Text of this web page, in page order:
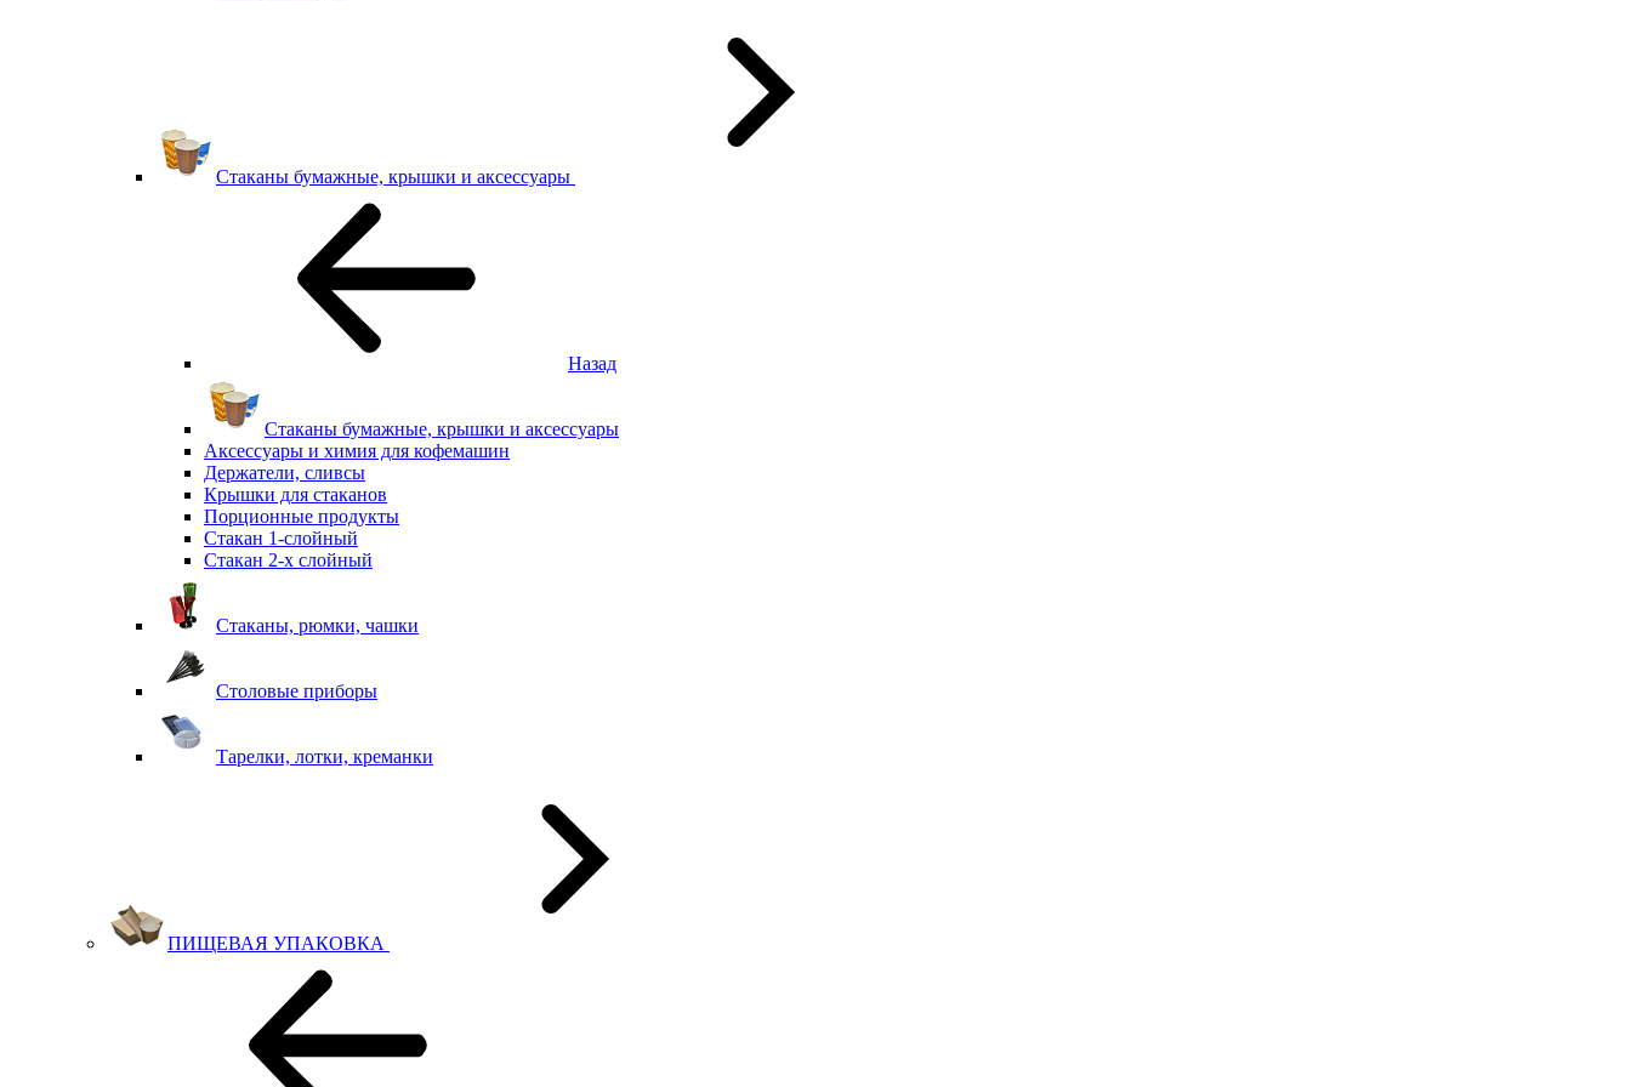
Стаканы бумажные, крышки и аксессуары
Назад
Стаканы бумажные, крышки и аксессуары
Аксессуары и химия для кофемашин
Держатели, сливсы
Крышки для стаканов
Порционные продукты
Стакан 1-слойный
Стакан 2-х слойный
Стаканы, рюмки, чашки
Столовые приборы
Тарелки, лотки, креманки
ПИЩЕВАЯ УПАКОВКА